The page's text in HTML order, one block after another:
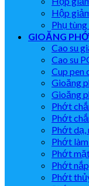
Hộp
Phụ
GIOĂNG
Cao su
Cao su
Cup pen
Gioăng
Gioăng
Phớt
Phớt
Phớt dạ,
Phớt
Phớt
Phớt
Phớt